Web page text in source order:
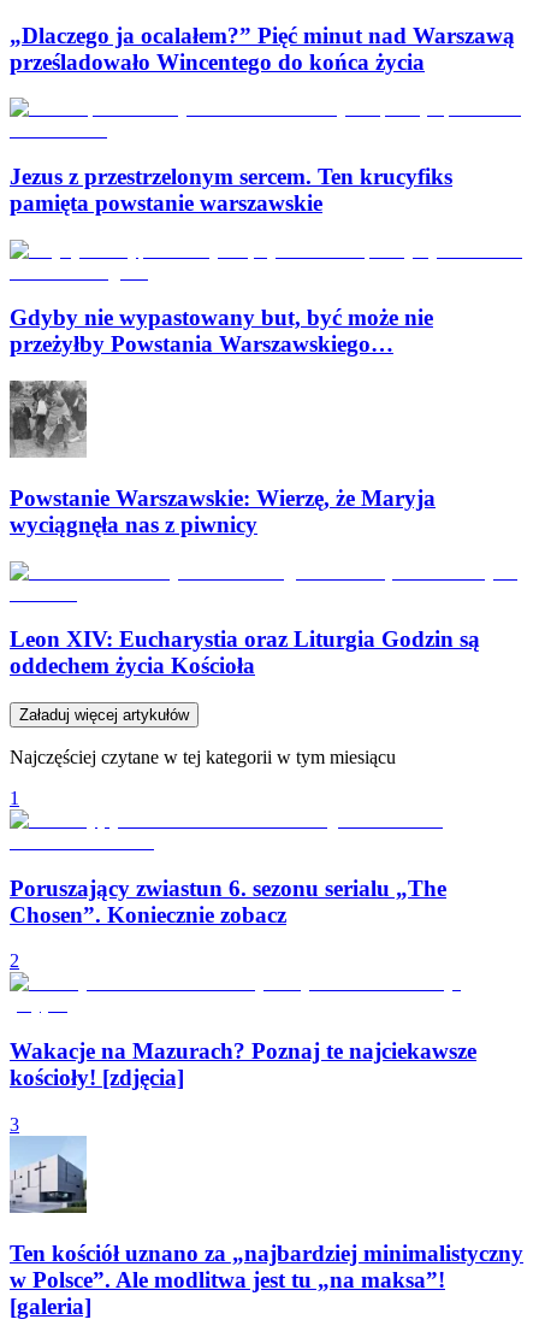
„Dlaczego ja ocalałem?” Pięć minut nad Warszawą
prześladowało Wincentego do końca życia
Jezus z przestrzelonym sercem. Ten krucyfiks
pamięta powstanie warszawskie
Gdyby nie wypastowany but, być może nie
przeżyłby Powstania Warszawskiego…
Powstanie Warszawskie: Wierzę, że Maryja
wyciągnęła nas z piwnicy
Leon XIV: Eucharystia oraz Liturgia Godzin są
oddechem życia Kościoła
Załaduj więcej artykułów
Najczęściej czytane w tej kategorii w tym miesiącu
1
Poruszający zwiastun 6. sezonu serialu „The
Chosen”. Koniecznie zobacz
2
Wakacje na Mazurach? Poznaj te najciekawsze
kościoły! [zdjęcia]
3
Ten kościół uznano za „najbardziej minimalistyczny
w Polsce”. Ale modlitwa jest tu „na maksa”!
[galeria]